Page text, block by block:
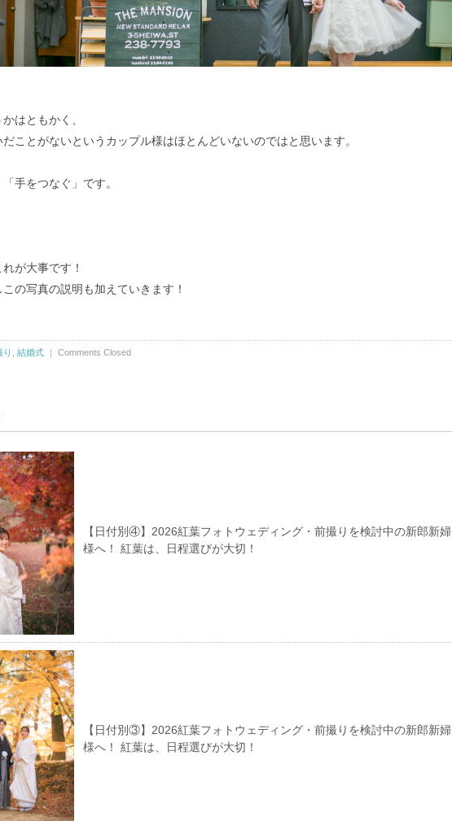
はともかく、
ことがないというカップル様はほとんどいないのではと思います。
手をつなぐ」です。
が大事です！
の写真の説明も加えていきます！
り 結婚式 Comments Closed
【日付別④】2026紅葉フォトウェディング・前撮りを検討中の新郎新婦
様へ！ 紅葉は、日程選びが大切！
【日付別③】2026紅葉フォトウェディング・前撮りを検討中の新郎新婦
様へ！ 紅葉は、日程選びが大切！